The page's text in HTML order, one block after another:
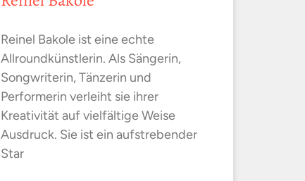
Reinel Bakole ist eine echte
Allroundkünstlerin. Als Sängerin,
Songwriterin, Tänzerin und
Performerin verleiht sie ihrer
Kreativität auf vielfältige Weise
Ausdruck. Sie ist ein aufstrebender
Star